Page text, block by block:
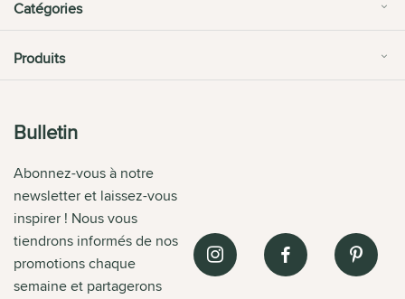
Catégories
Produits
Bulletin
Abonnez-vous à notre
newsletter et laissez-vous
inspirer ! Nous vous
tiendrons informés de nos
promotions chaque
semaine et partagerons